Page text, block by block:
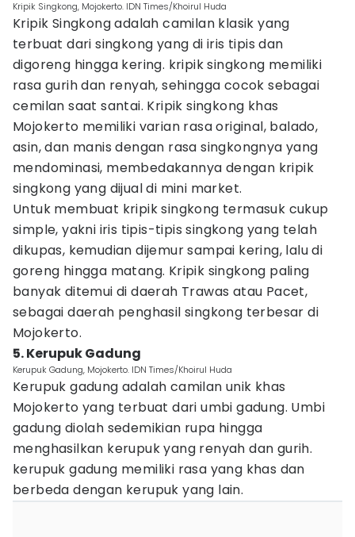
Kripik Singkong, Mojokerto. IDN Times/Khoirul Huda
Kripik Singkong adalah camilan klasik yang
terbuat dari singkong yang di iris tipis dan
digoreng hingga kering. kripik singkong memiliki
rasa gurih dan renyah, sehingga cocok sebagai
cemilan saat santai. Kripik singkong khas
Mojokerto memiliki varian rasa original, balado,
asin, dan manis dengan rasa singkongnya yang
mendominasi, membedakannya dengan kripik
singkong yang dijual di mini market.
Untuk membuat kripik singkong termasuk cukup
simple, yakni iris tipis-tipis singkong yang telah
dikupas, kemudian dijemur sampai kering, lalu di
goreng hingga matang. Kripik singkong paling
banyak ditemui di daerah Trawas atau Pacet,
sebagai daerah penghasil singkong terbesar di
Mojokerto.
5. Kerupuk Gadung
Kerupuk Gadung, Mojokerto. IDN Times/Khoirul Huda
Kerupuk gadung adalah camilan unik khas
Mojokerto yang terbuat dari umbi gadung. Umbi
gadung diolah sedemikian rupa hingga
menghasilkan kerupuk yang renyah dan gurih.
kerupuk gadung memiliki rasa yang khas dan
berbeda dengan kerupuk yang lain.